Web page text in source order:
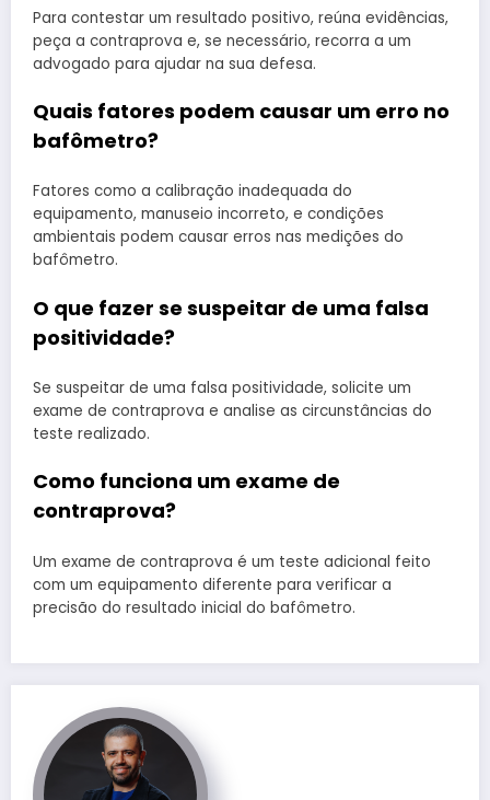
Para contestar um resultado positivo, reúna evidências,
peça a contraprova e, se necessário, recorra a um
advogado para ajudar na sua defesa.
Quais fatores podem causar um erro no
bafômetro?
Fatores como a calibração inadequada do
equipamento, manuseio incorreto, e condições
ambientais podem causar erros nas medições do
bafômetro.
O que fazer se suspeitar de uma falsa
positividade?
Se suspeitar de uma falsa positividade, solicite um
exame de contraprova e analise as circunstâncias do
teste realizado.
Como funciona um exame de
contraprova?
Um exame de contraprova é um teste adicional feito
com um equipamento diferente para verificar a
precisão do resultado inicial do bafômetro.